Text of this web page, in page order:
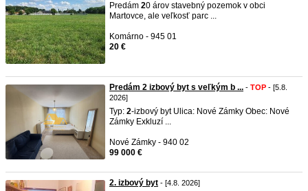
Predám 20 árov stavebný pozemok v obci
Martovce, ale veľkosť parc ...
Komárno - 945 01
20 €
Predám 2 izbový byt s veľkým b ... - TOP - [5.8.
2026]
Typ: 2-izbový byt Ulica: Nové Zámky Obec: Nové
Zámky Exkluzí ...
Nové Zámky - 940 02
99 000 €
2. izbový byt - [4.8. 2026]